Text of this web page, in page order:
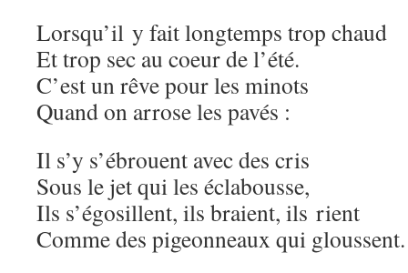
Lorsqu’il y fait longtemps trop chaud
Et trop sec au coeur de l’été.
C’est un rêve pour les minots
Quand on arrose les pavés :
Il s’y s’ébrouent avec des cris
Sous le jet qui les éclabousse,
Ils s’égosillent, ils braient, ils rient
Comme des pigeonneaux qui gloussent.